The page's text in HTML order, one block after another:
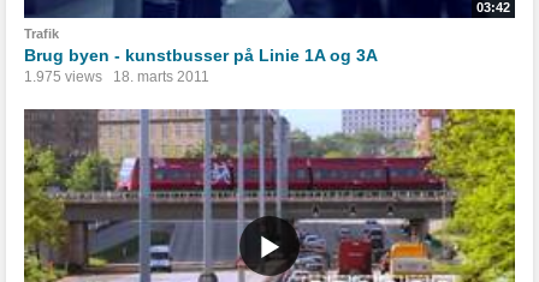
03:42
Trafik
Brug byen - kunstbusser på Linie 1A og 3A
1.975 views 18. marts 2011